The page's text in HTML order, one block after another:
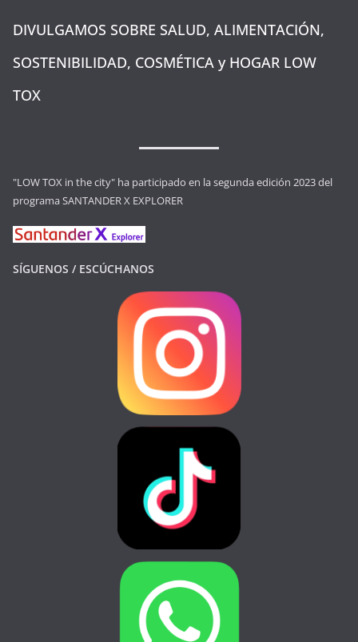
DIVULGAMOS SOBRE SALUD, ALIMENTACIÓN,
SOSTENIBILIDAD, COSMÉTICA y HOGAR LOW
TOX
"LOW TOX in the city" ha participado en la segunda edición 2023 del
programa SANTANDER X EXPLORER
SÍGUENOS / ESCÚCHANOS